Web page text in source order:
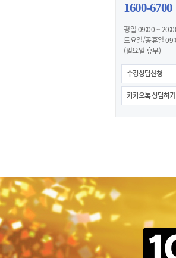
1600-6700
평일 09:00 ~
토요일/공휴일
(일요일 휴무)
수강상담신청
카카오톡 상담하기